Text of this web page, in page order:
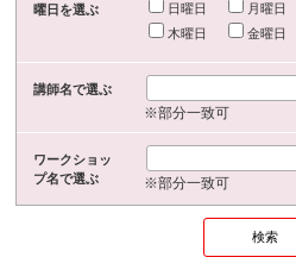
曜日を選ぶ 日曜日 月曜日
木曜日
金曜日
講師名で選ぶ
※部分一致可
ワークショッ
プ名で選ぶ
※部分一致可